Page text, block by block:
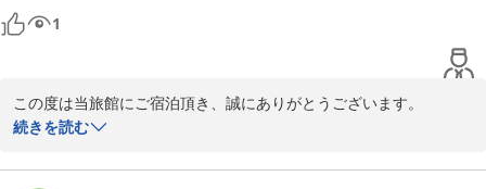
ただ、部屋にはカーテンが無かったので朝日で早起きしてしまい笑
でもそれがマイナスと感じるほどではありませんでした。
1
この度は当旅館にご宿泊頂き、誠にありがとうございます。
朝日が眩しく、早起きされたご様子で、大変失礼致しました。頂戴
続きを読む